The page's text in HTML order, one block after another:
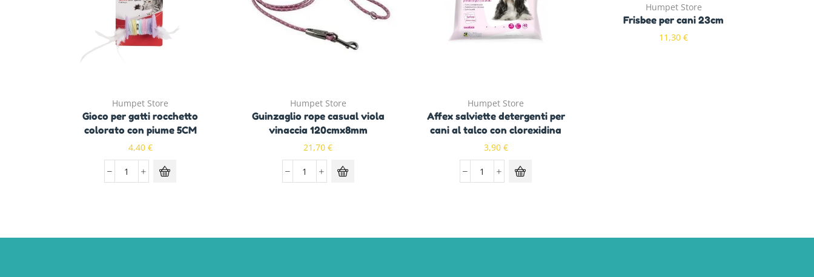
Humpet Store
Gioco per gatti rocchetto
colorato con piume 5CM
4,40 €
Humpet Store
Guinzaglio rope casual viola
vinaccia 120cmx8mm
21,70€
Humpet Store
Affex salviette detergenti per
cani al talco con clorexidina
3,90 €
Humpet Store
Frisbee per cani 23cm
11,30€